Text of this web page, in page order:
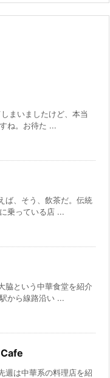
まいましたけど、本当
ね。お待た ...
ば、そう、飲茶だ。伝統
乗っている店 ...
脇という中華食堂を紹介
から線路沿い ...
週は中華系の料理店を紹